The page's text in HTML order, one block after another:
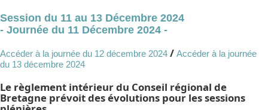
Session du 11 au 13 Décembre 2024
- Journée du 11 Décembre 2024 -
Accéder à la journée du 12 décembre 2024 / Accéder à la journée
du 13 décembre 2024
Le règlement intérieur du Conseil régional de
Bretagne prévoit des évolutions pour les sessions